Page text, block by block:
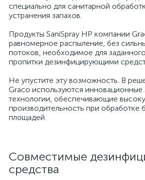
специально для санитарной
устранения запахов.
Продукты SaniSpray HP компании
равномерное распыление, без
потоков, необходимое для
пропитки дезинфицирующими
Не упустите эту возможность. В
Graco используются инновационные
технологии, обеспечивающие
производительность при обработке
площадей.
Совместимые
средства